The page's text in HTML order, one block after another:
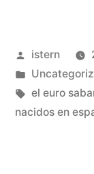
Publicado
por
istern
Publicado
en
Etiquetas:
el euro
nacidos en